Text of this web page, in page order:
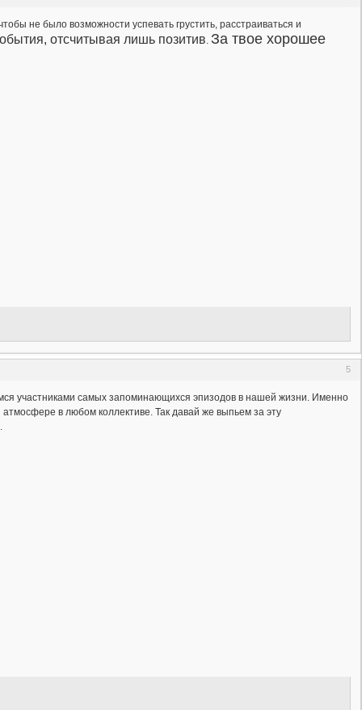
не было возможности успевать грустить, расстраиваться и
отсчитывая лишь позитив. За твое хорошее
5
участниками самых запоминающихся эпизодов в нашей жизни. Именно
в любом коллективе. Так давай же выпьем за эту